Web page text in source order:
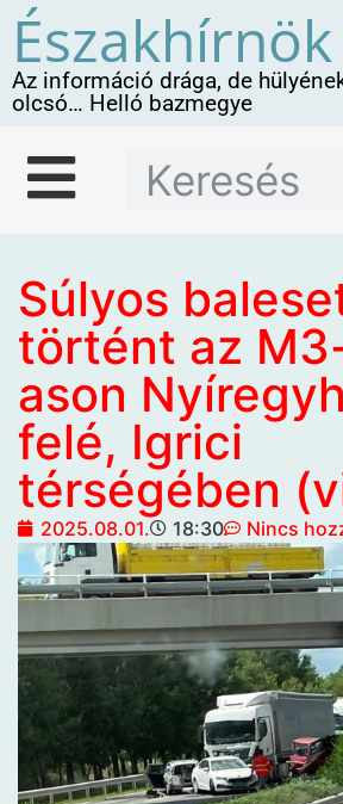
Északhírnök
Az információ drága, de
olcsó… Helló bazmegye
Súlyos
történt az
ason
felé, Igrici
térségében
2025.08.01. 18:30 Nincs